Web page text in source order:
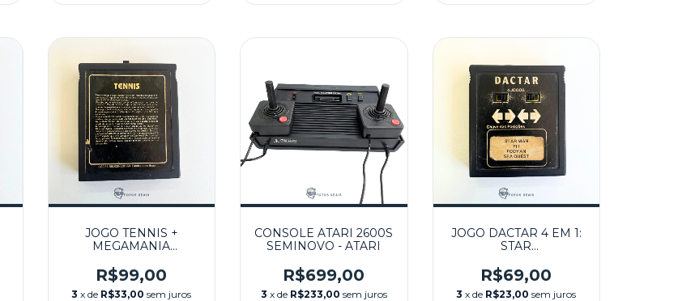
JOGO TENNIS +
MEGAMANIA
R$99,00
3 x de R$33,00 sem juros
CONSOLE ATARI 2600S
SEMINOVO - ATARI
R$699,00
3 x de R$233,00 sem juros
JOGO DACTAR 4 EM 1:
STAR
QUEST SEMINOVO -
ATARI
R$69,00
3 x de R$23,00 sem juros